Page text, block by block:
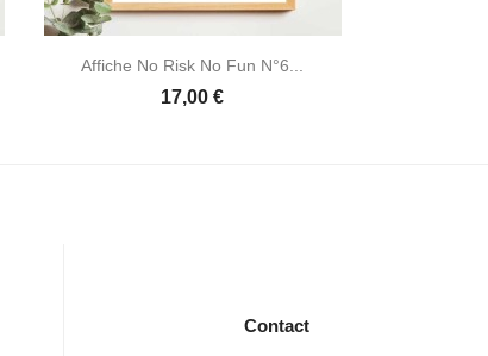
Aperçu rapide
Affiche No Risk No Fun N°6...
17,00 €
Contact